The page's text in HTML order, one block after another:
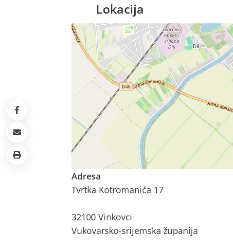
Lokacija
Adresa
Tvrtka Kotromanića 17
32100 Vinkovci
Vukovarsko-srijemska županija